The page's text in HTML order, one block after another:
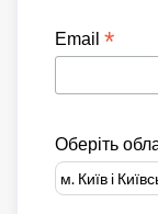
Email *
Оберіть